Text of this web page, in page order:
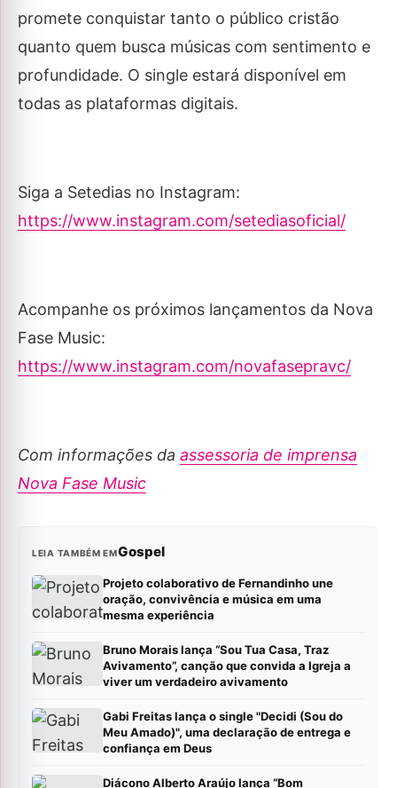
promete conquistar tanto o público cristão
quanto quem busca músicas com sentimento e
profundidade. O single estará disponível em
todas as plataformas digitais.
Siga a Setedias no Instagram:
https://www.instagram.com/setediasoficial/
Acompanhe os próximos lançamentos da Nova
Fase Music:
https://www.instagram.com/novafasepravc/
Com informações da assessoria de imprensa
Nova Fase Music
LEIA TAMBÉM EMGospel
Projeto colaborativo de Fernandinho une
oração, convivência e música em uma
mesma experiência
Bruno Morais lança “Sou Tua Casa, Traz
Avivamento”, canção que convida a Igreja a
viver um verdadeiro avivamento
Gabi Freitas lança o single "Decidi (Sou do
Meu Amado)", uma declaração de entrega e
confiança em Deus
Diácono Alberto Araújo lança “Bom